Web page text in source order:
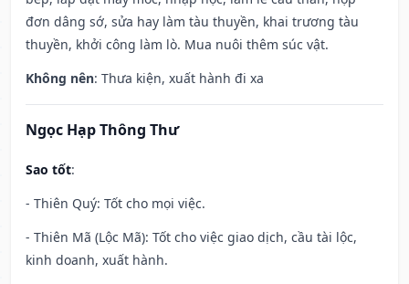
đơn dâng sớ, sửa hay làm tàu thuyền, khai trương tàu
thuyền, khởi công làm lò. Mua nuôi thêm súc vật.
Không nên: Thưa kiện, xuất hành đi xa
Ngọc Hạp Thông Thư
Sao tốt:
- Thiên Quý: Tốt cho mọi việc.
- Thiên Mã (Lộc Mã): Tốt cho việc giao dịch, cầu tài lộc,
kinh doanh, xuất hành.